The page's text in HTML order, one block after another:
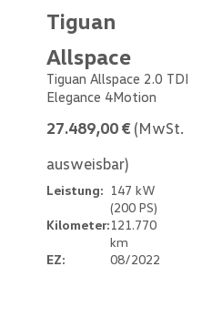
Tiguan
Allspace
Tiguan Allspace 2.0 TDI
Elegance 4Motion
27.489,00 € (MwSt.
ausweisbar)
Leistung: 147 kW
(200 PS)
Kilometer:121.770
km
EZ:
08/2022